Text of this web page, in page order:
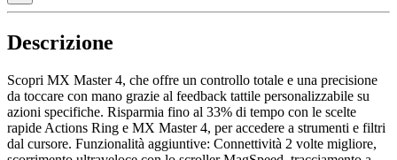
Descrizione
Scopri MX Master 4, che offre un controllo totale e una precisione
da toccare con mano grazie al feedback tattile personalizzabile su
azioni specifiche. Risparmia fino al 33% di tempo con le scelte
rapide Actions Ring e MX Master 4, per accedere a strumenti e filtri
dal cursore. Funzionalità aggiuntive: Connettività 2 volte migliore,